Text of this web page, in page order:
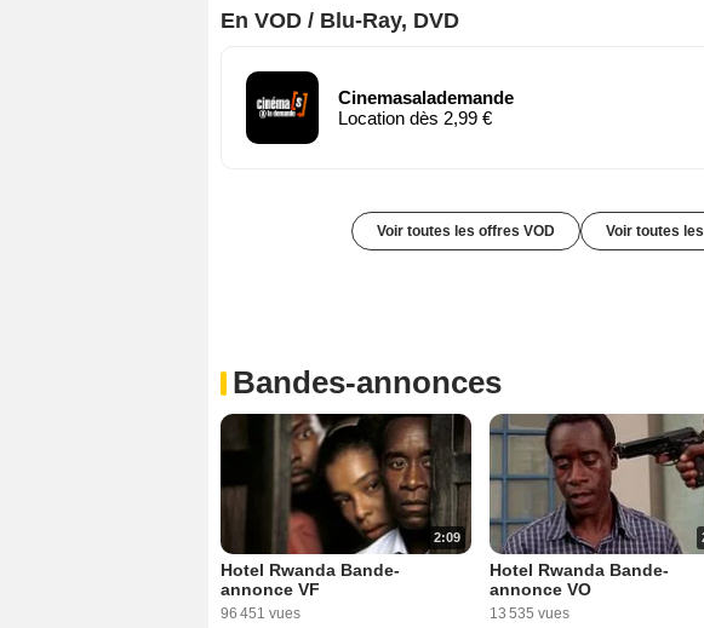
En VOD / Blu-Ray, DVD
Cinemasalademande
Location dès 2,99 €
Voir toutes les offres VOD Voir toutes
Bandes-annonces
2:09
Hotel Rwanda Bande-
annonce VF
96 451 vues
Hotel Rwanda Bande-
annonce VO
13 535 vues